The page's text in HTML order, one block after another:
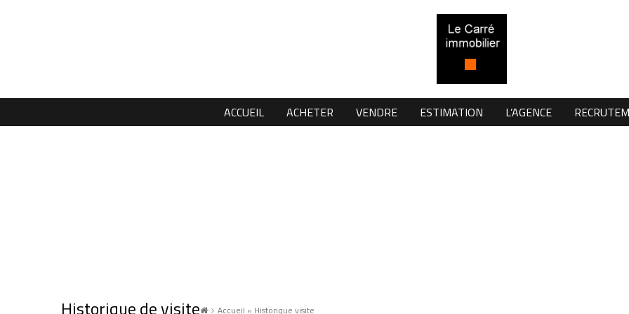
ACCUEIL ACHETER VENDRE ESTIMATION L’AGENCE
Accueil » Historique visite
Historique de visite